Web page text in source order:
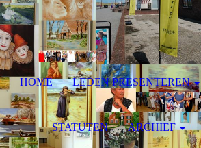
HOME LEDEN PRESENTEREN
STATUTEN ARCHIEF